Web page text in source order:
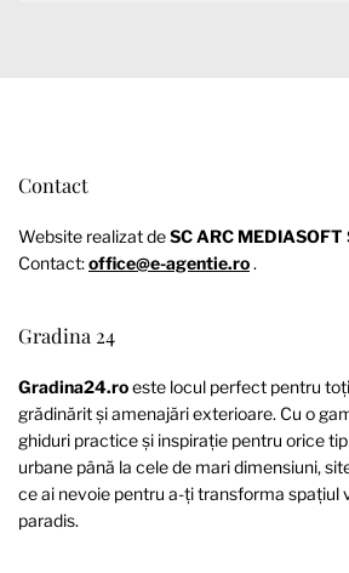
Contact
Website realizat deSC ARC MEDIASOFT
Contact:office@e-agentie.ro.
Gradina 24
Gradina24.roeste locul perfect pentru
grădinărit și amenajări exterioare. Cu o
ghiduri practice și inspirație pentru orice
urbane până la cele de mari dimensiuni,
ce ai nevoie pentru a-ți transforma spațiul
paradis.